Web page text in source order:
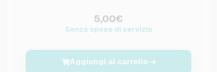
5,00€
Senza spese di servizio
Aggiungi al carrello